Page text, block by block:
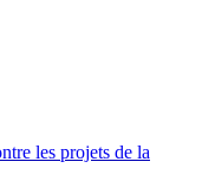
les projets de la